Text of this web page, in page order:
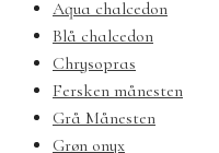
Aqua chalcedon
Blå chalcedon
Chrysopras
Fersken månesten
Grå Månesten
Grøn onyx